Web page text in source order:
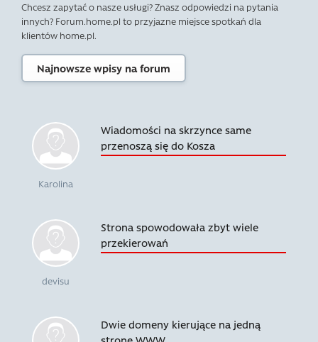
Chcesz zapytać o nasze usługi? Znasz odpowiedzi na pytania
innych? Forum.home.pl to przyjazne miejsce spotkań dla
klientów home.pl.
Najnowsze wpisy na forum
Karolina
Wiadomości na skrzynce same
przenoszą się do Kosza
devisu
Strona spowodowała zbyt wiele
przekierowań
Dwie domeny kierujące na jedną